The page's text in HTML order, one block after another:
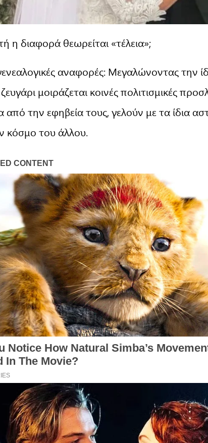
η διαφορά θεωρείται «τέλεια»;
αναφορές: Μεγαλώνοντας την
μοιράζεται κοινές πολιτισμικές
από την εφηβεία τους, γελούν με τα ίδια
κόσμο του άλλου.